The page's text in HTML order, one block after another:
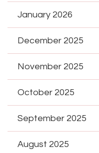
January 2026
December 2025
November 2025
October 2025
September 2025
August 2025